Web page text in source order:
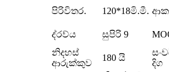
පිරිවිතර.
120*18මි.මී.
ද්රව්ය
සුපිරි 9
නිදහස්
ආරුක්කුව
180 යි
දිග